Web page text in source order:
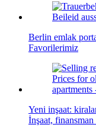
Berlin emlak
Favorilerimiz
Yeni inşaat:
İnşaat,